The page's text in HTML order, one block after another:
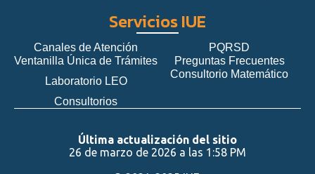
Servicios IUE
Canales de Atención
Ventanilla Única de Trámites
Laboratorio LEO
Consultorios
PQRSD
Preguntas Frecuentes
Consultorio Matemático
Última actualización del sitio
26 de marzo de 2026 a las 1:58 PM